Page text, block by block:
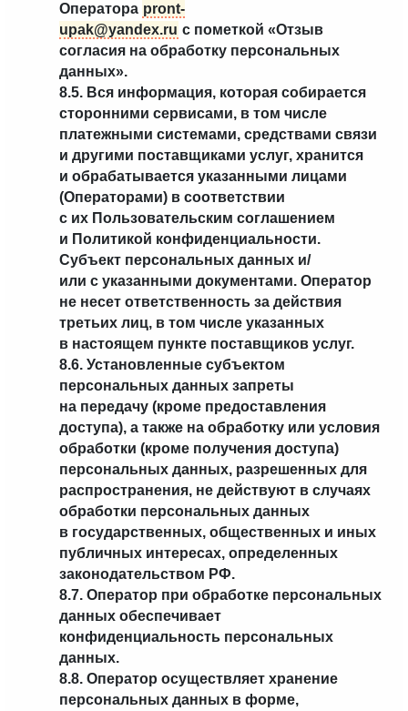
Оператора pront-
upak@yandex.ru с пометкой «Отзыв
согласия на обработку персональных
данных».
8.5. Вся информация, которая собирается
сторонними сервисами, в том числе
платежными системами, средствами связи
и другими поставщиками услуг, хранится
и обрабатывается указанными лицами
(Операторами) в соответствии
с их Пользовательским соглашением
и Политикой конфиденциальности.
Субъект персональных данных и/
или с указанными документами. Оператор
не несет ответственность за действия
третьих лиц, в том числе указанных
в настоящем пункте поставщиков услуг.
8.6. Установленные субъектом
персональных данных запреты
на передачу (кроме предоставления
доступа), а также на обработку или условия
обработки (кроме получения доступа)
персональных данных, разрешенных для
распространения, не действуют в случаях
обработки персональных данных
в государственных, общественных и иных
публичных интересах, определенных
законодательством РФ.
8.7. Оператор при обработке персональных
данных обеспечивает
конфиденциальность персональных
данных.
8.8. Оператор осуществляет хранение
персональных данных в форме,